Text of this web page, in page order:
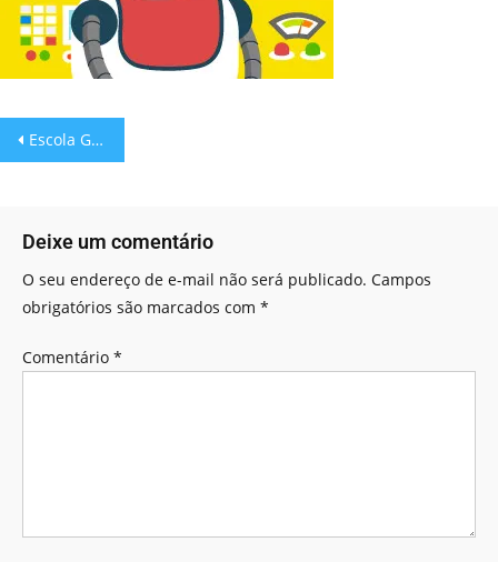
Escola Games: Robô Pega Letras!
Deixe um comentário
O seu endereço de e-mail não será publicado. Campos
obrigatórios são marcados com *
Comentário *